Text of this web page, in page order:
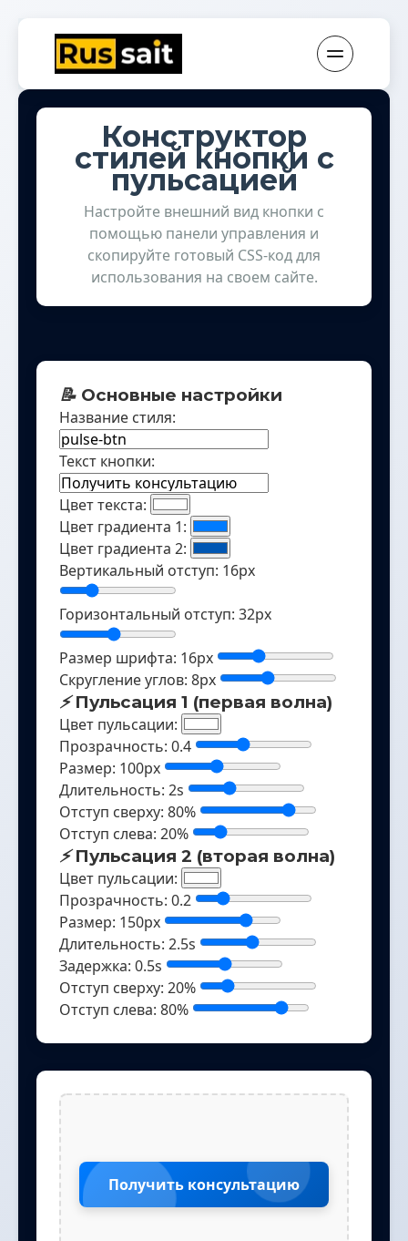
Конструктор
стилей кнопки с
пульсацией
Настройте внешний вид кнопки с
помощью панели управления и
скопируйте готовый CSS-код для
использования на своем сайте.
📝 Основные настройки
Название стиля:
Текст кнопки:
Цвет текста:
Цвет градиента 1:
Цвет градиента 2:
Вертикальный отступ: 16px
Горизонтальный отступ: 32px
Размер шрифта: 16px
Скругление углов: 8px
⚡Пульсация 1 (первая волна)
Цвет пульсации:
Прозрачность: 0.4
Размер: 100px
Длительность: 2s
Отступ сверху: 80%
Отступ слева: 20%
⚡Пульсация 2 (вторая волна)
Цвет пульсации:
Прозрачность: 0.2
Размер: 150px
Длительность: 2.5s
Задержка: 0.5s
Отступ сверху: 20%
Отступ слева: 80%
Получить консультацию